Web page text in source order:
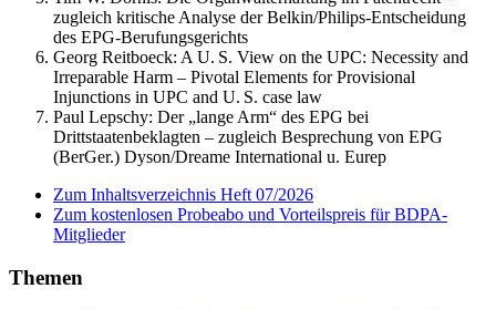
zugleich kritische Analyse der Belkin/Philips-Entscheidung
des EPG-Berufungsgerichts
Georg Reitboeck: A U. S. View on the UPC: Necessity and
Irreparable Harm – Pivotal Elements for Provisional
Injunctions in UPC and U. S. case law
Paul Lepschy: Der „lange Arm“ des EPG bei
Drittstaatenbeklagten – zugleich Besprechung von EPG
(BerGer.) Dyson/Dreame International u. Eurep
Zum Inhaltsverzeichnis Heft 07/2026
Zum kostenlosen Probeabo und Vorteilspreis für BDPA-
Mitglieder
Themen